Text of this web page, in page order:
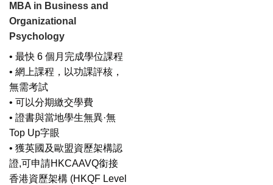
MBA in Business and
Organizational
Psychology
• 最快 6 個月完成學位課程
• 網上課程，以功課評核，
無需考試
• 可以分期繳交學費
• 證書與當地學生無異·無
Top Up字眼
• 獲英國及歐盟資歷架構認
證,可申請HKCAAVQ銜接
香港資歷架構 (HKQF Level